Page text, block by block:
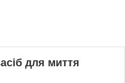
для миття